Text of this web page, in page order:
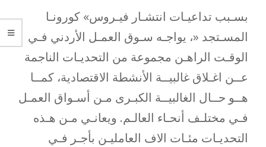
بسـبب تداعيـات انتشـار فيـروس» كورونـا
المسـتجد «، يواجـه سـوق العمـل الأردني فـي
الوقـت الراهـن مجموعة من التحديـات الناجمة
عــن اغـلاق غالبيــة الأنشطة الاقتصادية، كمــا
هــو حــال الغالبيــة الكبـرى مـن أسـواق العمـل
فـي مختلـف أنحـاء العالـم. ويعانـي مـن هـذه
التحديـات مئـات الاف العامليـن بأجـر فـي